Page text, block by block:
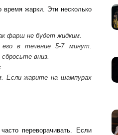
жарки. Эти несколько
фарш не будет жидким.
в течение 5-7 минут.
вниз.
Если жарите на шампурах
переворачивать. Если